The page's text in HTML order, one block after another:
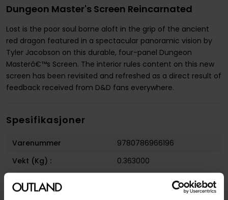
Dungeon Master's Screen Reincarnated
Lost is the poor soul borne aloft in the grip of the ancient
red dragon featured in a spectacular panoramic vision by
Tyler Jacobson on this durable, four-panel Dungeon
Masterâ€™s Screen. The interior rules content on this new
screen has been revisited and refreshed as a direct result of
feedback received from D&D fans everywhere.
Spesifikasjoner
Varenummer
9780786966196
Vekt (Kg) :
0.363000